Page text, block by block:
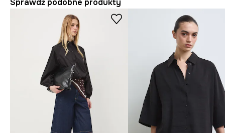
Sprawdź podobne produkty